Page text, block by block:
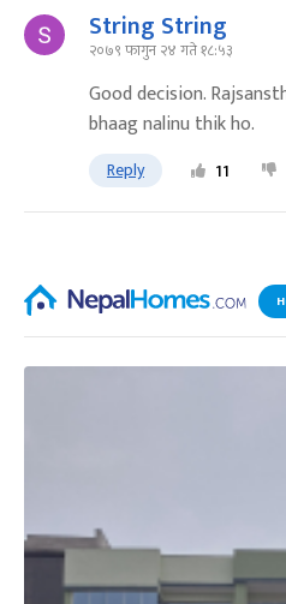
String String
२०७९ फागुन २४ गते १८:५३
Good decision.
bhaag nalinu thik ho.
Reply 11